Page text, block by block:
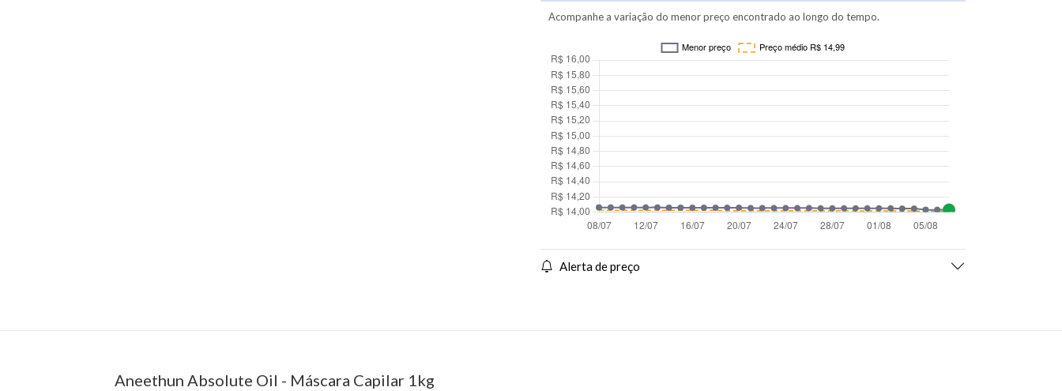
Acompanhe a variação do menor preço encontrado ao longo do tempo.
Alerta de preço
Aneethun Absolute Oil - Máscara Capilar 1kg